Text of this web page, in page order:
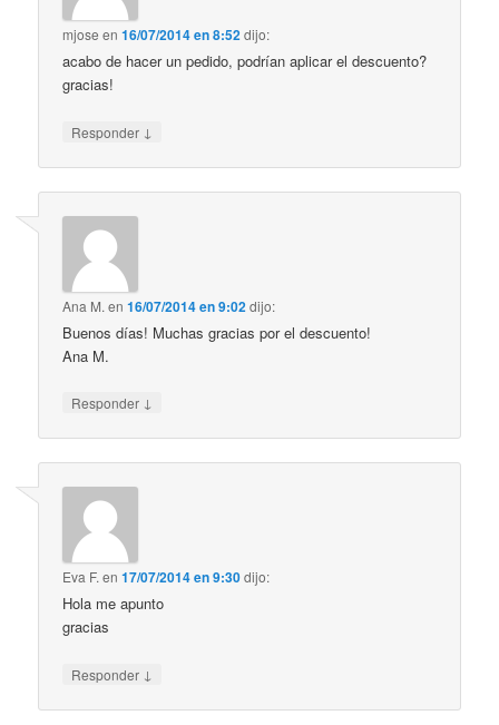
mjose en16/07/2014 en 8:52dijo:
acabo de hacer un pedido, podrían aplicar el descuento?
gracias!
Responder ↓
Ana M. en16/07/2014 en 9:02dijo:
Buenos días! Muchas gracias por el descuento!
Ana M.
Responder ↓
Eva F.en17/07/2014 en 9:30dijo:
Hola me apunto
gracias
Responder ↓